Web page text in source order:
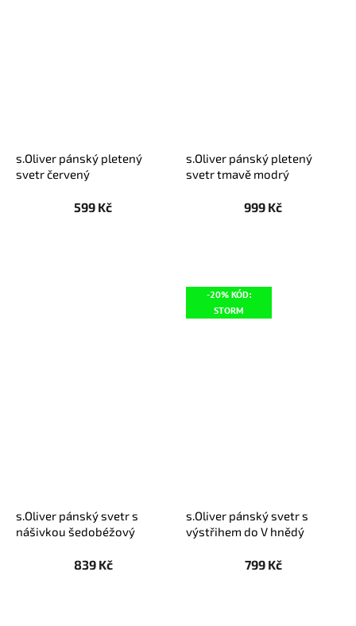
s.Oliver pánský pletený
svetr červený
599 Kč
s.Oliver pánský pletený
svetr tmavě modrý
999 Kč
s.Oliver pánský svetr s
nášivkou šedobéžový
839 Kč
-20% KÓD:
STORM
s.Oliver pánský svetr s
výstřihem do V hnědý
799 Kč